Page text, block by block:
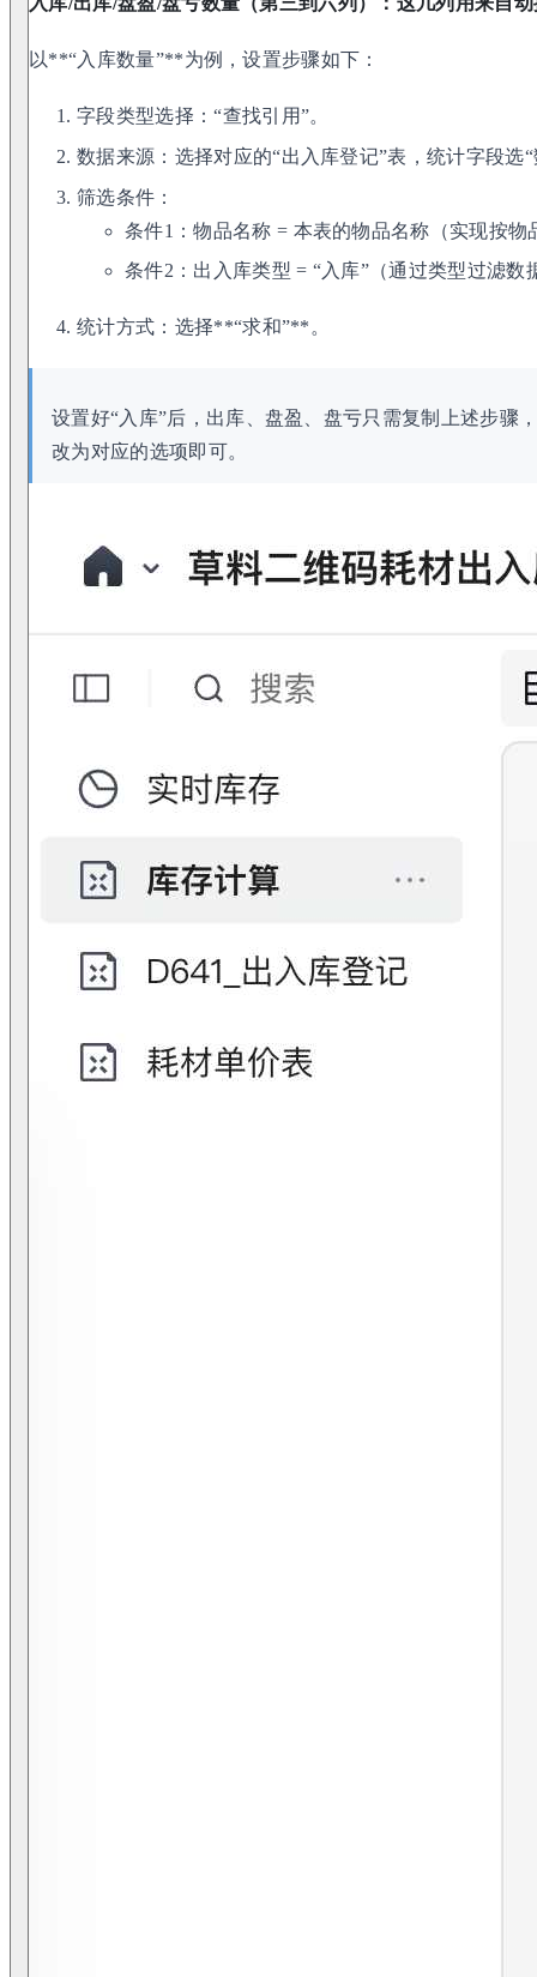
以**“入库数量”**为例，设置步骤如下：
字段类型选择：“查找引用”。
数据来源：选择对应的“出入库登记”表，统计字段选“
筛选条件：
条件1：物品名称 = 本表的物品名称（实现按物
条件2：出入库类型 = “入库”（通过类型过滤数
统计方式：选择**“求和”**。
设置好“入库”后，出库、盘盈、盘亏只需复制上述步骤
改为对应的选项即可。